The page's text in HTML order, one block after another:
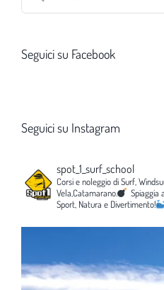
Seguici su Facebook
Seguici su Instagram
spot_1_surf_school
Corsi e noleggio di Surf,
Vela,Catamarano.
Spiaggia
Sport, Natura e Divertimento!